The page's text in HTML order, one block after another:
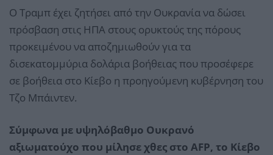
Ο Τραμπ έχει ζητήσει από την Ουκρανία να δώσει
πρόσβαση στις ΗΠΑ στους ορυκτούς της πόρους
προκειμένου να αποζημιωθούν για τα
δισεκατομμύρια δολάρια βοήθειας που προσέφερε
σε βοήθεια στο Κίεβο η προηγούμενη κυβέρνηση του
Τζο Μπάιντεν.
Σύμφωνα με υψηλόβαθμο Ουκρανό
αξιωματούχο που μίλησε χθες στο AFP, το Κίεβο